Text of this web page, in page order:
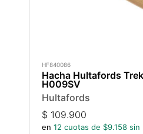
HF840086
Hacha Hultafords
H009SV
Hultafords
$ 109.900
en 12 cuotas de $9.158 sin